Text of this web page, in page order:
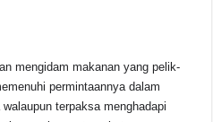
mengidam makanan yang pelik-
permintaannya dalam
terpaksa menghadapi